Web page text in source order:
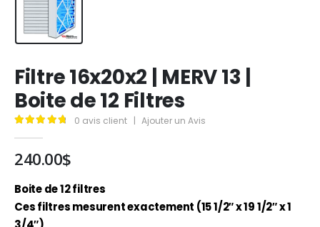
Filtre 16x20x2 | MERV 13 |
Boite de 12 Filtres
0 avis client Ajouter un Avis
240.00$
Boite de 12 filtres
Ces filtres mesurent exactement (15 1/2″ x 19 1/2″ x 1